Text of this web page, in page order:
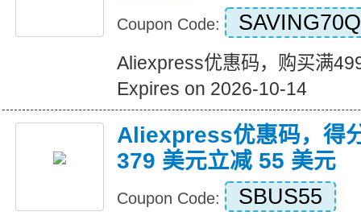
Coupon Code: SAVING70Q
Aliexpress优惠码，购买满
Expires on 2026-10-14
Aliexpress优惠码，得
379 美元立减 55 美元
Coupon Code: SBUS55